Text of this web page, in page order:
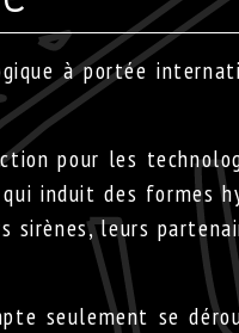
à portée
pour les
induit des formes
sirènes, leurs
seulement se